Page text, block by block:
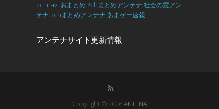
2chnavi おまとめ 2chまとめアンテナ 社会の窓アン
テナ 2chまとめアンテナ あまゲー速報
アンテナサイト更新情報
Copyright © 2026ANTENA